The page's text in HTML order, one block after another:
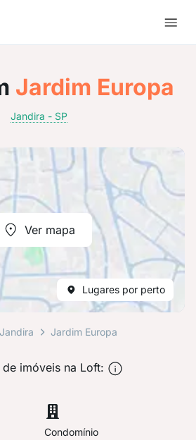
Jardim Europa
Jandira - SP
Ver mapa
Lugares por perto
Jandira Jardim Europa
imóveis na Loft:
Condomínio